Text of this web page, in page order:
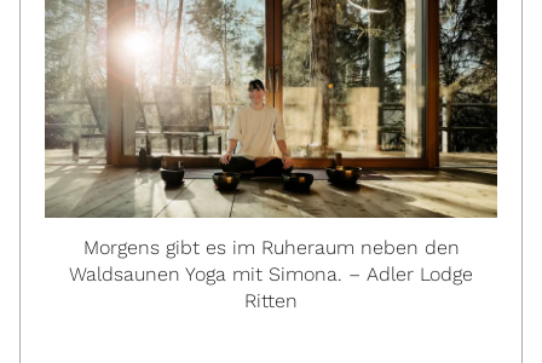
Morgens gibt es im Ruheraum neben den
Waldsaunen Yoga mit Simona. – Adler Lodge
Ritten